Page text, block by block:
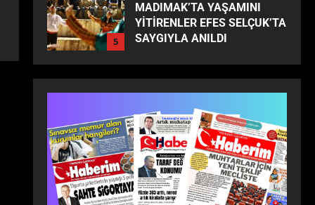
5
MADIMAK’TA YAŞAMINI
YİTİRENLER EFES SELÇUK’TA
SAYGIYLA ANILDI
1
TÜRKİYE’NİN MUHTARLARI
ANKARA’DA BULUŞTU:
ZİRVEDE ISPARTA RÜZGÂRI!
Dünya Ekonomi
Gündem
Son Dakika
Yaşam
Milli İradenin Sarsılmaz Gücü: